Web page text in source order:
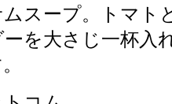
スープ。トマト
を大さじ一杯入